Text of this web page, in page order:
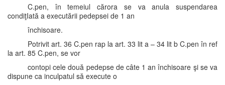
C.pen, în temeiul cărora se va anula suspendarea
condiţIată a executării pedepsei de 1 an
închisoare.
Potrivit art. 36 C.pen rap la art. 33 lit a – 34 lit b C.pen în ref
la art. 85 C.pen, se vor
contopi cele două pedepse de câte 1 an închisoare şi se va
dispune ca inculpatul să execute o